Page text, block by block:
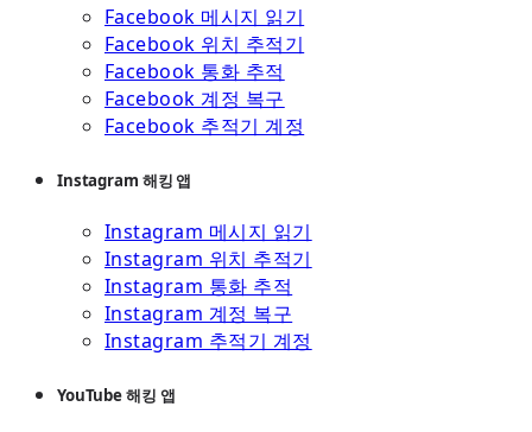
Facebook 메시지 읽기
Facebook 위치 추적기
Facebook 통화 추적
Facebook 계정 복구
Facebook 추적기 계정
Instagram 해킹 앱
Instagram 메시지 읽기
Instagram 위치 추적기
Instagram 통화 추적
Instagram 계정 복구
Instagram 추적기 계정
YouTube 해킹 앱